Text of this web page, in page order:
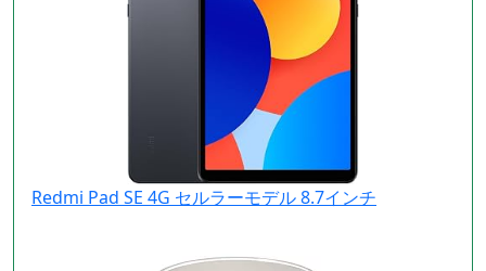
Redmi Pad SE 4G セルラーモデル 8.7インチ